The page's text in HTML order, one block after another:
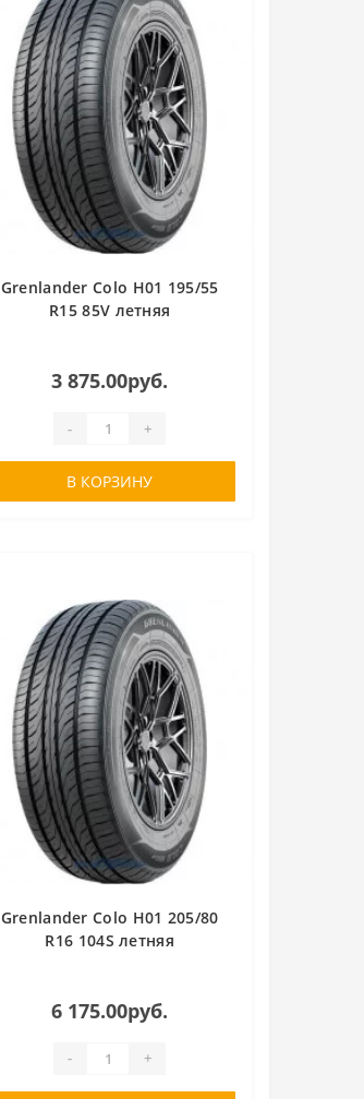
Grenlander Colo H01 195/55
R15 85V летняя
3 875.00руб.
- +
В КОРЗИНУ
Grenlander Colo H01 205/80
R16 104S летняя
6 175.00руб.
- +